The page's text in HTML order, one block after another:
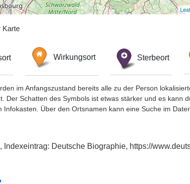
Karte
Wirkungsort Sterbeort
im Anfangszustand bereits alle zu der Person
Der Schatten des Symbols ist etwas stärker und es kann
Infokasten. Über den Ortsnamen kann eine Suche im
Indexeintrag: Deutsche Biographie, https://